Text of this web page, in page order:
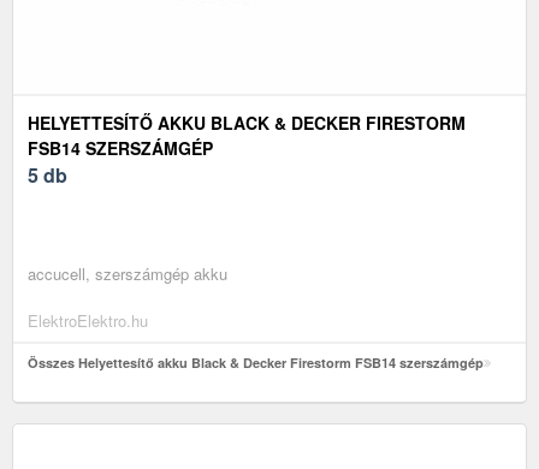
HELYETTESÍTŐ AKKU BLACK & DECKER FIRESTORM
FSB14 SZERSZÁMGÉP
5 db
accucell, szerszámgép akku
ElektroElektro.hu
Összes Helyettesítő akku Black & Decker Firestorm FSB14 szerszámgép